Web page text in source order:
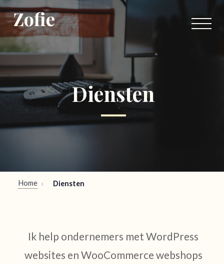
Zofie
Diensten
Home › Diensten
Ik help ondernemers met WordPress
websites en WooCommerce webshops